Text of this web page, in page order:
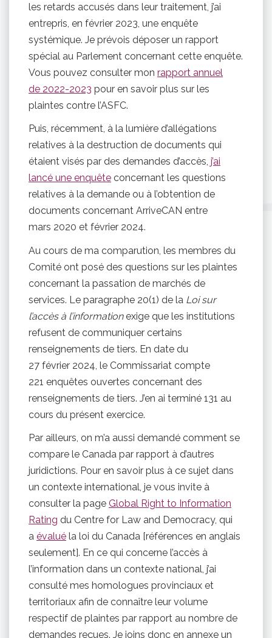
les retards accusés dans leur traitement, j’ai
entrepris, en février 2023, une enquête
systémique. Je prévois déposer un rapport
spécial au Parlement concernant cette enquête.
Vous pouvez consulter mon rapport annuel
de 2022-2023 pour en savoir plus sur les
plaintes contre l’ASFC.
Puis, récemment, à la lumière d’allégations
relatives à la destruction de documents qui
étaient visés par des demandes d’accès, j’ai
lancé une enquête concernant les questions
relatives à la demande ou à l’obtention de
documents concernant ArriveCAN entre
mars 2020 et février 2024.
Au cours de ma comparution, les membres du
Comité ont posé des questions sur les plaintes
concernant la passation de marchés de
services. Le paragraphe 20(1) de la Loi sur
l’accès à l’informationexige que les institutions
refusent de communiquer certains
renseignements de tiers. En date du
27 février 2024, le Commissariat compte
221 enquêtes ouvertes concernant des
renseignements de tiers. J’en ai terminé 131 au
cours du présent exercice.
Par ailleurs, on m’a aussi demandé comment se
compare le Canada par rapport à d’autres
juridictions. Pour en savoir plus à ce sujet dans
un contexte international, je vous invite à
consulter la page Global Right to Information
Rating du Centre for Law and Democracy, qui
a évalué la loi du Canada [références en anglais
seulement]. En ce qui concerne l’accès à
l’information dans un contexte national, j’ai
consulté mes homologues provinciaux et
territoriaux afin de connaître leur volume
respectif de plaintes par rapport au nombre de
demandes reçues. Je joins donc en annexe un